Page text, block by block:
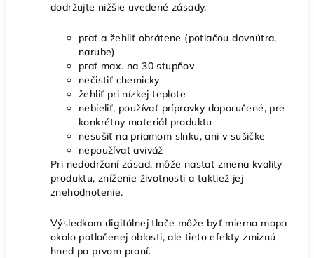
dodržujte nižšie uvedené zásady.
prať a žehliť obrátene (potlačou dovnútra,
narube)
prať max. na 30 stupňov
nečistiť chemicky
žehliť pri nízkej teplote
nebieliť, používať prípravky doporučené, pre
konkrétny materiál produktu
nesušiť na priamom slnku, ani v sušičke
nepoužívať aviváž
Pri nedodržaní zásad, môže nastať zmena kvality
produktu, zníženie životnosti a taktiež jej
znehodnotenie.
Výsledkom digitálnej tlače môže byť mierna mapa
okolo potlačenej oblasti, ale tieto efekty zmiznú
hneď po prvom praní.